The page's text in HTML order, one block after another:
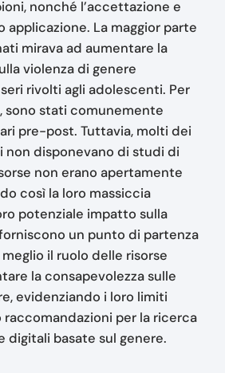
nonché l’accettazione e
applicazione. La maggior parte
mirava ad aumentare la
violenza di genere
rivolti agli adolescenti. Per
sono stati comunemente
pre-post. Tuttavia, molti dei
non disponevano di studi di
non erano apertamente
così la loro massiccia
potenziale impatto sulla
un punto di partenza
il ruolo delle risorse
la consapevolezza sulle
evidenziando i loro limiti
per la ricerca
digitali basate sul genere.